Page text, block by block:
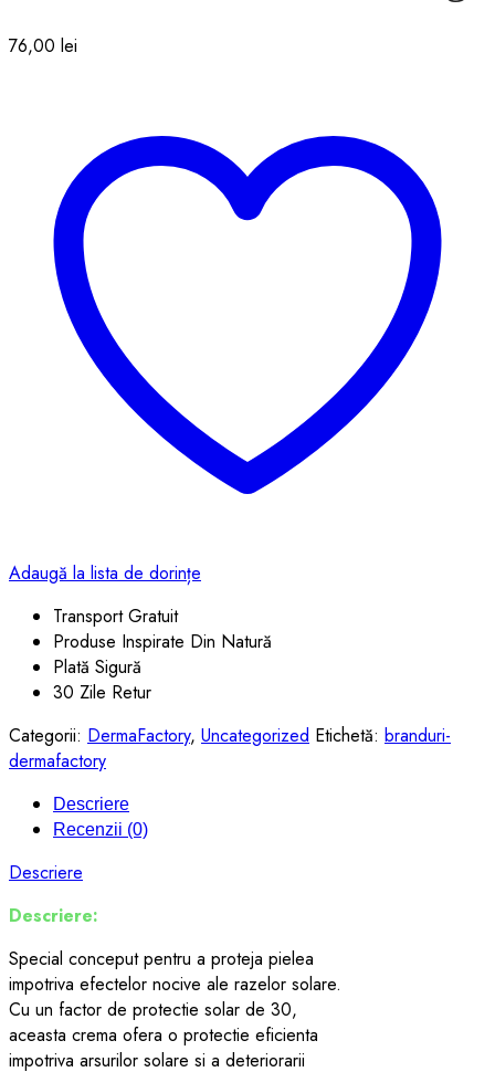
76,00 lei
Adaugă la lista de dorințe
Transport Gratuit
Produse Inspirate Din Natură
Plată Sigură
30 Zile Retur
Categorii: DermaFactory, Uncategorized Etichetă: branduri-
dermafactory
Descriere
Recenzii (0)
Descriere
Descriere:
Special conceput pentru a proteja pielea
impotriva efectelor nocive ale razelor solare.
Cu un factor de protectie solar de 30,
aceasta crema ofera o protectie eficienta
impotriva arsurilor solare si a deteriorarii